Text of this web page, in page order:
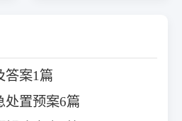
答案1篇
处置预案6篇